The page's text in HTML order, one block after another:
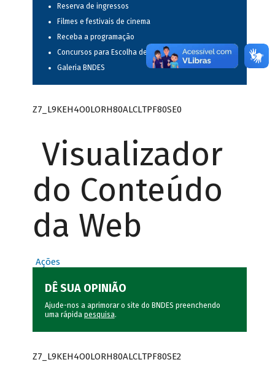
Reserva de ingressos
Filmes e festivais de cinema
Receba a programação
Concursos para Escolha de Espetáculos Musicais
Galeria BNDES
Z7_L9KEH4O0LORH80ALCLTPF80SE0
Visualizador
do Conteúdo
da Web
Ações
DÊ SUA OPINIÃO
Ajude-nos a aprimorar o site do BNDES preenchendo
uma rápida pesquisa.
Z7_L9KEH4O0LORH80ALCLTPF80SE2